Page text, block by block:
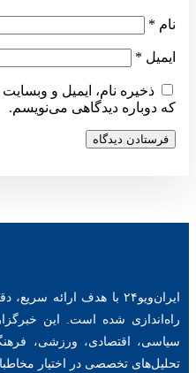
نام *
ایمیل *
ذخیره نام، ایمیل و
که دوباره دیدگاهی می‌نویسم.
ایران‌ویو۲۴ با هدف ارائه
راه‌اندازی شده است. این
سیاسی، اقتصادی، ورزشی،
تحلیل‌های تخصصی در اختیار